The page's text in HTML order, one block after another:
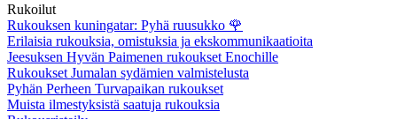
Rukoilut
Rukouksen kuningatar: Pyhä ruusukko 🌹
Erilaisia rukouksia, omistuksia ja ekskommunikaatioita
Jeesuksen Hyvän Paimenen rukoukset Enochille
Rukoukset Jumalan sydämien valmistelusta
Pyhän Perheen Turvapaikan rukoukset
Muista ilmestyksistä saatuja rukouksia